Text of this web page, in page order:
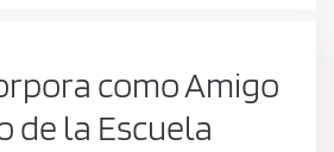
como Amigo
de la Escuela